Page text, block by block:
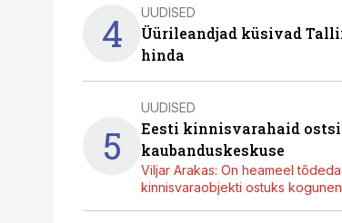
4 UUDISED
Üürileandjad küsivad
hinda
5
UUDISED
Eesti kinnisvarahaid
kaubanduskeskuse
Viljar Arakas: On heameel
kinnisvaraobjekti ostuks